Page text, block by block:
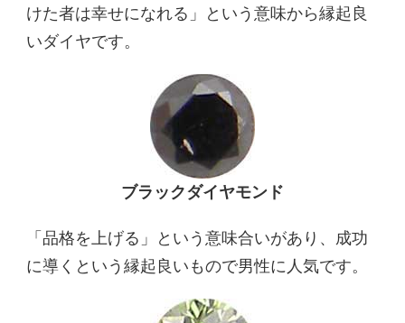
けた者は幸せになれる」という意味から縁起良
いダイヤです。
ブラックダイヤモンド
「品格を上げる」という意味合いがあり、成功
に導くという縁起良いもので男性に人気です。